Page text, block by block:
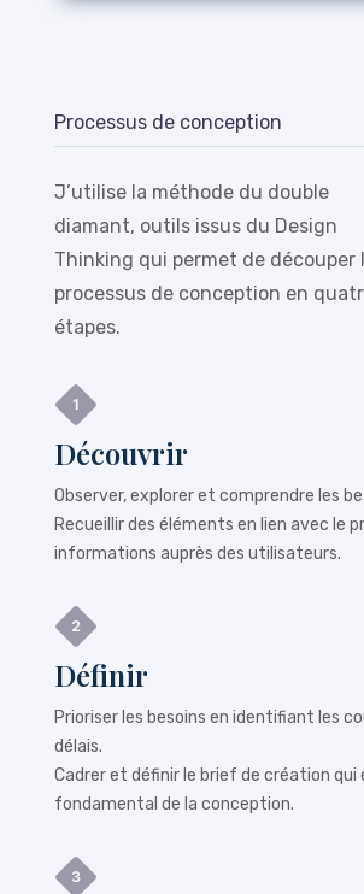
Processus de conception
J’utilise la méthode du double
diamant, outils issus du Design
Thinking qui permet de découper
processus de conception en
étapes.
Découvrir
Observer, explorer et comprendre les
Recueillir des éléments en lien avec le
informations auprès des utilisateurs.
Définir
Prioriser les besoins en identifiant les
délais.
Cadrer et définir le brief de création qui
fondamental de la conception.